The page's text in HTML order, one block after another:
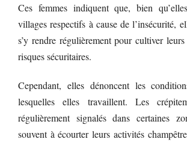
Ces femmes indiquent que, bien
villages respectifs à cause de l’insécurité,
s’y rendre régulièrement pour cultiver
risques sécuritaires.
Cependant, elles dénoncent les
lesquelles elles travaillent. Les
régulièrement signalés dans certaines
souvent à écourter leurs activités